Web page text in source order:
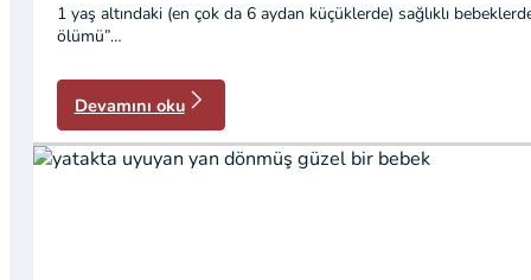
1 yaş altındaki (en çok da 6 aydan küçüklerde) sağlıklı
ölümü”…
Devamını oku